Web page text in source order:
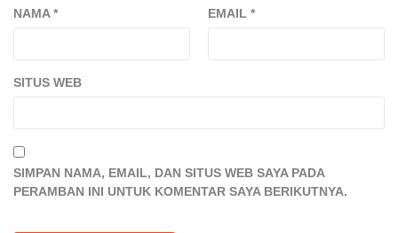
NAMA* EMAIL *
SITUS WEB
SIMPAN NAMA, EMAIL, DAN SITUS WEB SAYA PADA
PERAMBAN INI UNTUK KOMENTAR SAYA BERIKUTNYA.